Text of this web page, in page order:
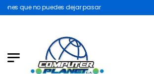
que no puedes dejar pasar